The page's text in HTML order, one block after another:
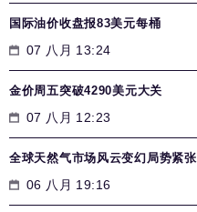
国际油价收盘报83美元每桶
07 八月 13:24
金价周五突破4290美元大关
07 八月 12:23
全球天然气市场风云变幻局势紧张
06 八月 19:16